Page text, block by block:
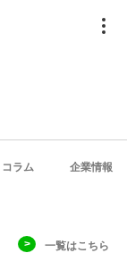
コラム 企業情報
一覧はこちら